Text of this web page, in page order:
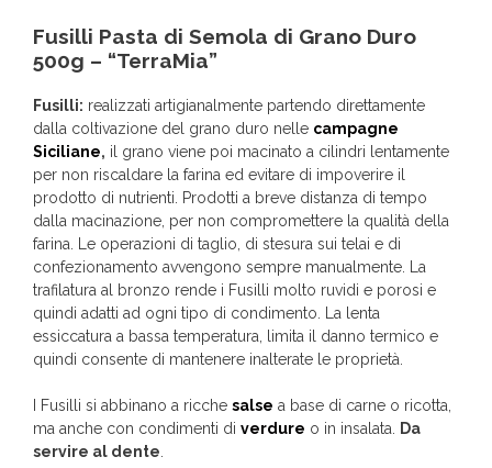
Fusilli Pasta di Semola di Grano Duro
500g – “TerraMia”
Fusilli: realizzati artigianalmente partendo direttamente
dalla coltivazione del grano duro nelle campagne
Siciliane, il grano viene poi macinato a cilindri lentamente
per non riscaldare la farina ed evitare di impoverire il
prodotto di nutrienti. Prodotti a breve distanza di tempo
dalla macinazione, per non compromettere la qualità della
farina. Le operazioni di taglio, di stesura sui telai e di
confezionamento avvengono sempre manualmente. La
trafilatura al bronzo rende i Fusilli molto ruvidi e porosi e
quindi adatti ad ogni tipo di condimento. La lenta
essiccatura a bassa temperatura, limita il danno termico e
quindi consente di mantenere inalterate le proprietà.
I Fusilli si abbinano a ricche salse a base di carne o ricotta,
ma anche con condimenti di verdure o in insalata. Da
servire al dente.